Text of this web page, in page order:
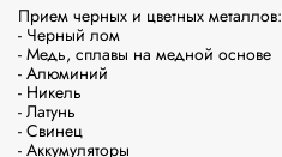
Прием черных и цветных металлов:
- Черный лом
- Медь, сплавы на медной основе
- Алюминий
- Никель
- Латунь
- Свинец
- Аккумуляторы